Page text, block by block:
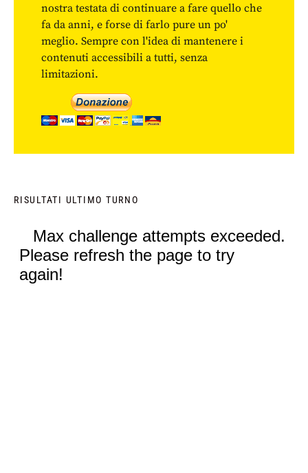
nostra testata di continuare a fare quello che
fa da anni, e forse di farlo pure un po'
meglio. Sempre con l'idea di mantenere i
contenuti accessibili a tutti, senza
limitazioni.
RISULTATI ULTIMO TURNO